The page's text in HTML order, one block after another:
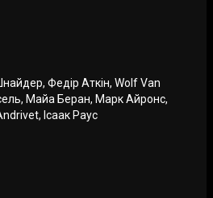
Федір Аткін, Wolf Van
Майа Беран, Марк Айронс,
Ісаак Раус